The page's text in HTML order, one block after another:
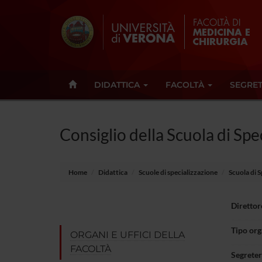
DIDATTICA FACOLTÀ
Consiglio della Scuola di
Home Didattica Scuole di specializzazione Scuola di
ORGANI E UFFICI DELLA
FACOLTÀ
Tipo